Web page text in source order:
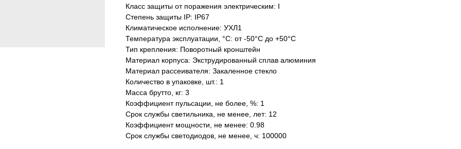
Класс защиты от поражения электрическим: I
Степень защиты IP: IP67
Климатическое исполнение: УХЛ1
Температура эксплуатации, °С: от -50°C до +50°C
Тип крепления: Поворотный кронштейн
Материал корпуса: Экструдированный сплав алюминия
Материал рассеивателя: Закаленное стекло
Количество в упаковке, шт.: 1
Масса брутто, кг: 3
Коэффициент пульсации, не более, %: 1
Срок службы светильника, не менее, лет: 12
Коэффициент мощности, не менее: 0.98
Срок службы светодиодов, не менее, ч: 100000